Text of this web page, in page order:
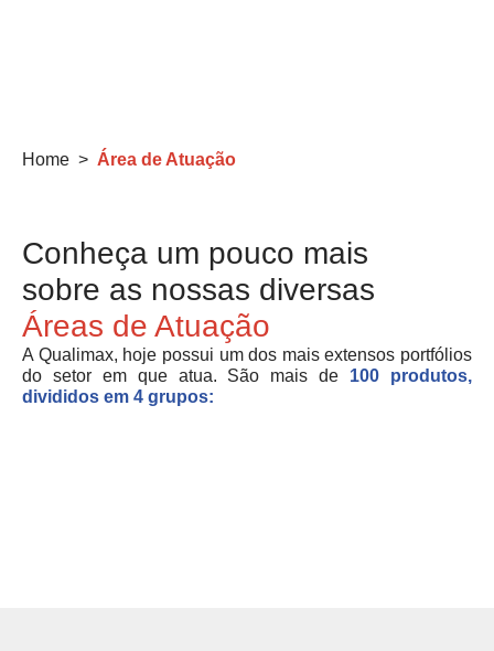
Home > Área de Atuação
Conheça um pouco mais
sobre as nossas diversas
Áreas de Atuação
A Qualimax, hoje possui um dos mais extensos portfólios
do setor em que atua. São mais de 100 produtos,
divididos em 4 grupos: